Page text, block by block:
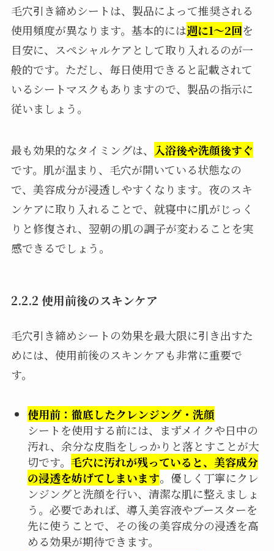
毛穴引き締めシートは、製品によって推奨される
使用頻度が異なります。基本的には週に1〜2回を
目安に、スペシャルケアとして取り入れるのが一
般的です。ただし、毎日使用できると記載されて
いるシートマスクもありますので、製品の指示に
従いましょう。
最も効果的なタイミングは、 入浴後や洗顔後すぐ
です。肌が温まり、毛穴が開いている状態なの
で、美容成分が浸透しやすくなります。夜のスキ
ンケアに取り入れることで、就寝中に肌がじっく
りと修復され、翌朝の肌の調子が変わることを実
感できるでしょう。
2.2.2 使用前後のスキンケア
毛穴引き締めシートの効果を最大限に引き出すた
めには、使用前後のスキンケアも非常に重要で
す。
使用前：徹底したクレンジング・洗顔
シートを使用する前には、まずメイクや日中の
汚れ、余分な皮脂をしっかりと落とすことが大
切です。 毛穴に汚れが残っていると、美容成分
の浸透を妨げてしまいます。優しく丁寧にクレ
ンジングと洗顔を行い、清潔な肌に整えましょ
う。必要であれば、導入美容液やブースターを
先に使うことで、その後の美容成分の浸透を高
める効果が期待できます。